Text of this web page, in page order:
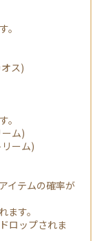
ス)
ム)
ーム)
イテムの確率が
す。
ロップされま